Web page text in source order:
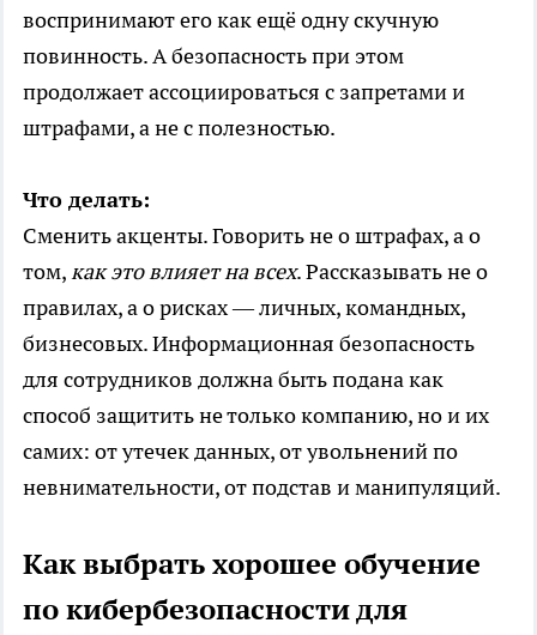
воспринимают его как ещё одну скучную
повинность. А безопасность при этом
продолжает ассоциироваться с запретами и
штрафами, а не с полезностью.
Что делать:
Сменить акценты. Говорить не о штрафах, а о
том,как это влияет на всех. Рассказывать не о
правилах, а о рисках — личных, командных,
бизнесовых. Информационная безопасность
для сотрудников должна быть подана как
способ защитить не только компанию, но и их
самих: от утечек данных, от увольнений по
невнимательности, от подстав и манипуляций.
Как выбрать хорошее обучение
по кибербезопасности для